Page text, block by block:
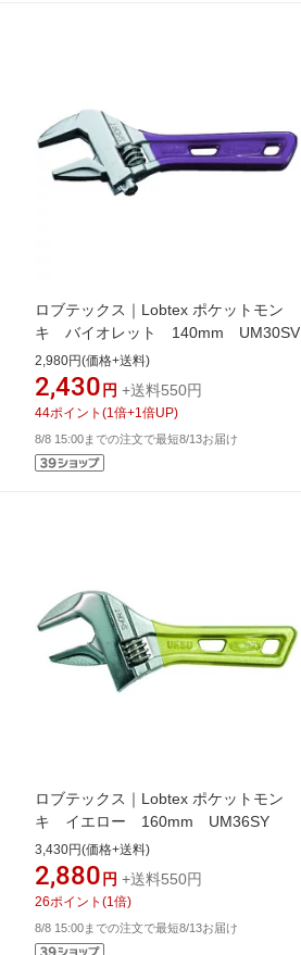
ロブテックス｜Lobtex ポケットモン
キ バイオレット 140mm UM30SV
2,980円(価格+送料)
2,430 円 +送料550円
44ポイント (1 倍+1 倍UP)
8/8 15:00までの注文で最短8/13お届け
ロブテックス｜Lobtex ポケットモン
キ イエロー 160mm UM36SY
3,430円(価格+送料)
2,880 円 +送料550円
26ポイント (1 倍)
8/8 15:00までの注文で最短8/13お届け